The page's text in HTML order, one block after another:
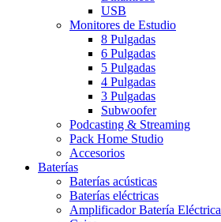
USB
Monitores de Estudio
8 Pulgadas
6 Pulgadas
5 Pulgadas
4 Pulgadas
3 Pulgadas
Subwoofer
Podcasting & Streaming
Pack Home Studio
Accesorios
Baterías
Baterías acústicas
Baterías eléctricas
Amplificador Batería Eléctrica